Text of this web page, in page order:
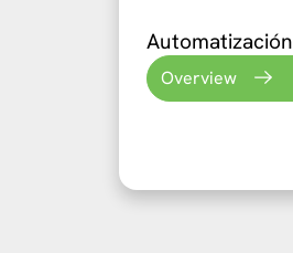
Automatización
Overview